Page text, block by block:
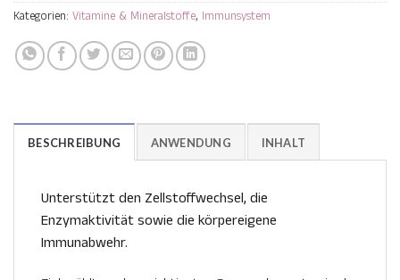
Kategorien: Vitamine & Mineralstoffe, Immunsystem
BESCHREIBUNG ANWENDUNG INHALT
Unterstützt den Zellstoffwechsel, die
Enzymaktivität sowie die körpereigene
Immunabwehr.